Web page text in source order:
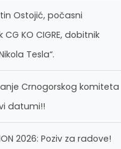
Ostojić, počasni
KO CIGRE, dobitnik
Tesla“.
Crnogorskog komiteta
datumi!!
2026: Poziv za radove!